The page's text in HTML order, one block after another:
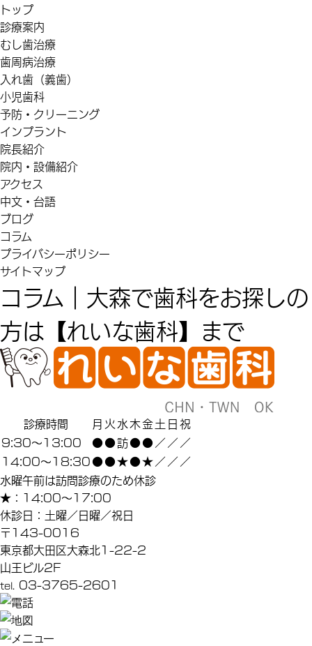
トップ
診療案内
むし歯治療
歯周病治療
入れ歯（義歯）
小児歯科
予防・クリーニング
インプラント
院長紹介
院内・設備紹介
アクセス
中文・台語
ブログ
コラム
プライバシーポリシー
サイトマップ
コラム｜大森で歯科をお探しの
方は【れいな歯科】まで
診療時間 月 火水木金土 日祝
9:30～13:00
●●訪●●／／／
14:00～18:30●●★●★／／／
水曜午前は訪問診療のため休診
★ ：14:00～17:00
休診日：土曜／日曜／祝日
〒143-0016
東京都大田区大森北1-22-2
山王ビル2F
tel. 03-3765-2601